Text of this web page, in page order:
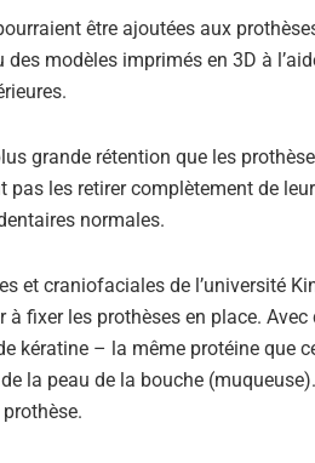
être ajoutées aux
modèles imprimés en 3D à
grande rétention que les
les retirer complètement de
normales.
et craniofaciales de l’université
fixer les prothèses en place. Avec
kératine – la même protéine que
la peau de la bouche